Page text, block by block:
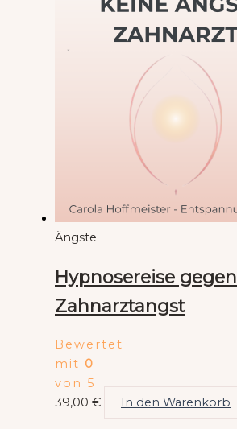
Ängste
Hypnosereise gegen
Zahnarztangst
Bewertet
mit 0
von 5
39,00 € In den Warenkorb